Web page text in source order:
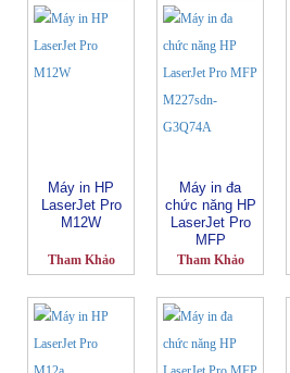
Máy in HP
LaserJet Pro
M12W
Tham Khảo
Máy in đa
chức năng HP
LaserJet Pro
MFP
M227sdn-
G3Q74A
Tham Khảo